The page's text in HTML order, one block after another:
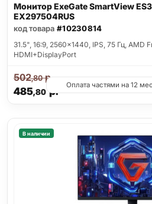
Монитор ExeGate SmartView
EX297504RUS
код товара #10230814
31.5", 16:9, 2560x1440, IPS, 75 Гц, AMD
HDMI+DisplayPort
485,80р.
502,80р.
Оплата частями на 12
В наличии